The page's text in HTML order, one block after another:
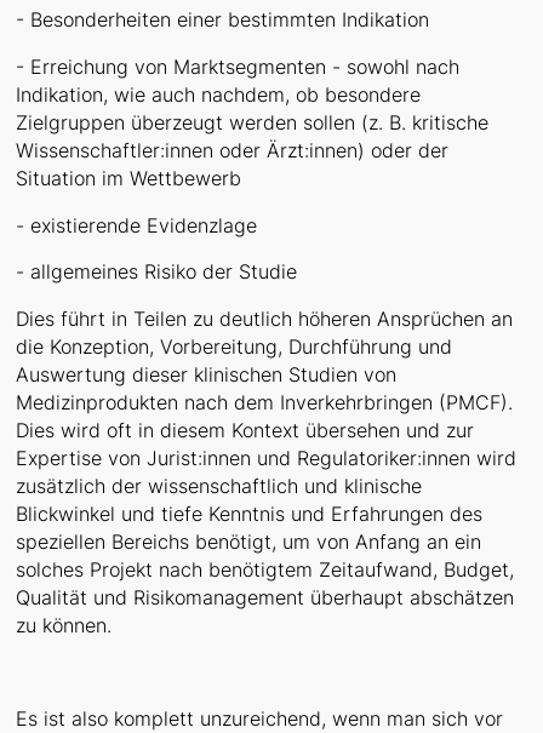
- Besonderheiten einer bestimmten Indikation
- Erreichung von Marktsegmenten - sowohl nach
Indikation, wie auch nachdem, ob besondere
Zielgruppen überzeugt werden sollen (z. B. kritische
Wissenschaftler:innen oder Ärzt:innen) oder der
Situation im Wettbewerb
- existierende Evidenzlage
- allgemeines Risiko der Studie
Dies führt in Teilen zu deutlich höheren Ansprüchen an
die Konzeption, Vorbereitung, Durchführung und
Auswertung dieser klinischen Studien von
Medizinprodukten nach dem Inverkehrbringen (PMCF).
Dies wird oft in diesem Kontext übersehen und zur
Expertise von Jurist:innen und Regulatoriker:innen wird
zusätzlich der wissenschaftlich und klinische
Blickwinkel und tiefe Kenntnis und Erfahrungen des
speziellen Bereichs benötigt, um von Anfang an ein
solches Projekt nach benötigtem Zeitaufwand, Budget,
Qualität und Risikomanagement überhaupt abschätzen
zu können.
Es ist also komplett unzureichend, wenn man sich vor